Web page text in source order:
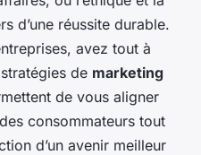
d’une réussite durable.
avez tout à
de marketing
de vous aligner
consommateurs tout
d’un avenir meilleur